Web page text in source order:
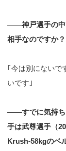
――神戸選手の中
相手なのですか？
｢今は別にないで
いです｣
――すでに気持ち
手は武尊選手（
Krush-58kgのベ